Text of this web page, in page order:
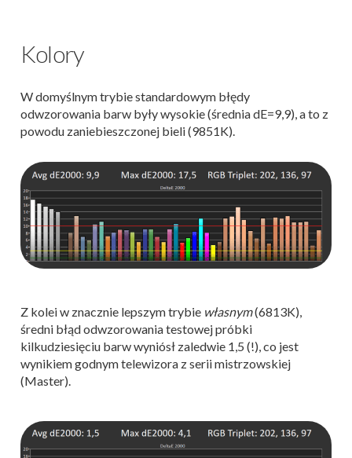
Kolory
W domyślnym trybie standardowym błędy
odwzorowania barw były wysokie (średnia dE=9,9), a to z
powodu zaniebieszczonej bieli (9851K).
Z kolei w znacznie lepszym trybie własnym(6813K),
średni błąd odwzorowania testowej próbki
kilkudziesięciu barw wyniósł zaledwie 1,5 (!), co jest
wynikiem godnym telewizora z serii mistrzowskiej
(Master).